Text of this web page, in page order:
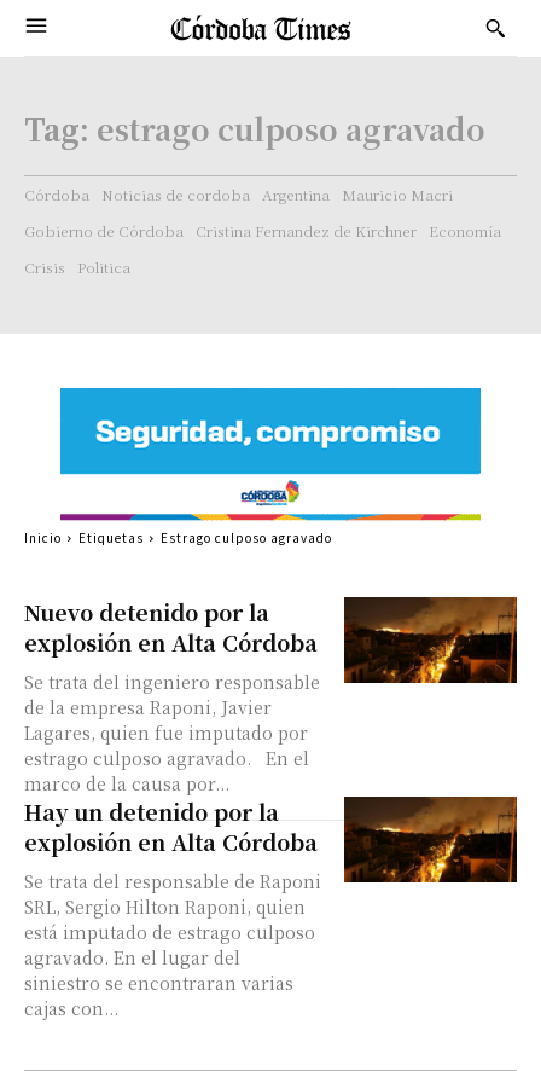
Tag: estrago culposo agravado
Córdoba Noticias de cordoba Argentina
Mauricio Macri
Gobierno de Córdoba
Cristina Fernandez de Kirchner
Economía
Crisis
Politica
Nuevo detenido por la
explosión en Alta Córdoba
Se trata del ingeniero responsable
de la empresa Raponi, Javier
Lagares, quien fue imputado por
estrago culposo agravado. En el
marco de la causa por...
Hay un detenido por la
explosión en Alta Córdoba
Se trata del responsable de Raponi
SRL, Sergio Hilton Raponi, quien
está imputado de estrago culposo
agravado. En el lugar del
siniestro se encontraran varias
cajas con...
Inicio Etiquetas Estrago culposo agravado